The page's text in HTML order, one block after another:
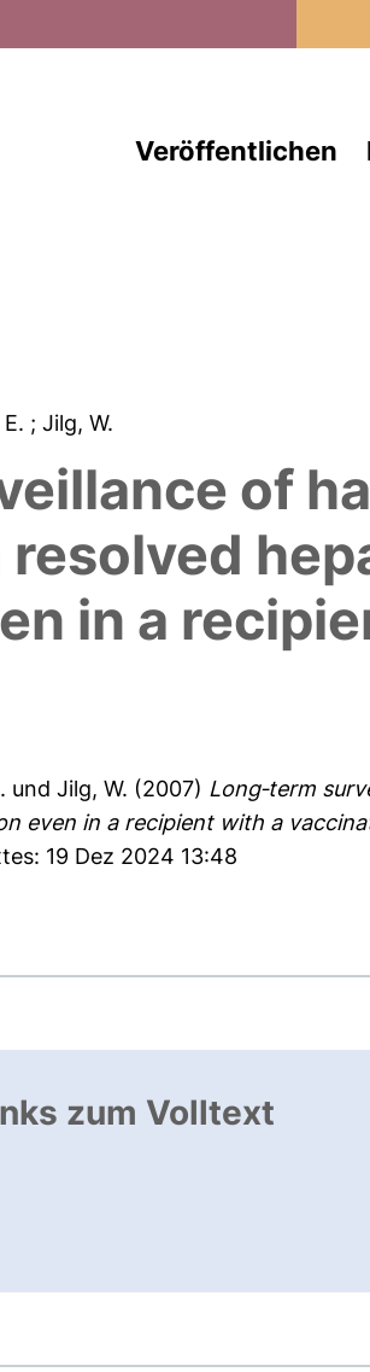
Veröffentlichen
; Jilg, W.
of
in a
undJilg, W. (2007) Long‐term
even in a recipient with a
19 Dez 2024 13:48
zum Volltext
öffnet neues Fenster